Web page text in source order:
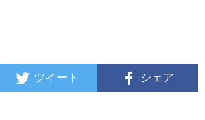
ツイート シェア